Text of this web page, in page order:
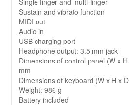
Single finger and multi-finger
Sustain and vibrato function
MIDI out
Audio in
USB charging port
Headphone output: 3.5 mm jack
Dimensions of control panel (W x
mm
Dimensions of keyboard (W x H x
Weight: 986 g
Battery included